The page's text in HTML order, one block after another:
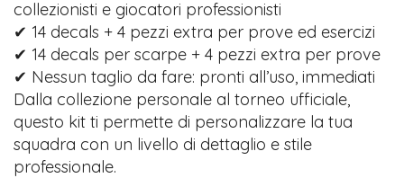
collezionisti e giocatori professionisti
✔ 14 decals + 4 pezzi extra per prove ed esercizi
✔ 14 decals per scarpe + 4 pezzi extra per prove
✔ Nessun taglio da fare: pronti all’uso, immediati
Dalla collezione personale al torneo ufficiale,
questo kit ti permette di personalizzare la tua
squadra con un livello di dettaglio e stile
professionale.